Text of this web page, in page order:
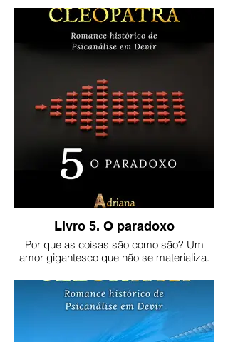
incompreensíveis.
Versão impressa:
https://clubedeautores.com.br/livro/o-
rabo-do-gato
Livro 5. O paradoxo
Por que as coisas são como são? Um
amor gigantesco que não se materializa.
noite. Resolver significará descobrir
verdades e mais verdades.
Versão impressa:
https://clubedeautores.com.br/livro/o-
paradoxo-3